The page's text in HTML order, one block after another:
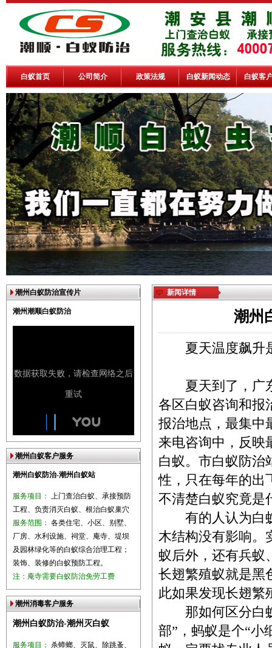
白蚁首页 公司简介 政策法规 白蚁新闻动态 白蚁客
潮州白蚁防治宣传片
潮州潮顺白蚁防治
潮州白蚁客户服务
潮州白蚁防治-潮州白蚁站
服务项目： 上门查治白蚁、承接预防
工程、负责消灭白蚁、根治白蚁巢穴
服务范围： 各类住宅、小区、别墅、
厂房、水利设施、祠堂、庵寺、堤坝
及园林绿化等的白蚁综合治理工程；
装饰、装修的白蚁预防工程。
注：庵寺需要白蚁防治免劳工费
潮州消毒客户服务
潮州白蚁防治-潮州灭白蚁
服务项目： 杀蟑螂、灭鼠、除跳蚤、
新闻详情
潮州
夏天温度飙升
夏天到了，广东
各区白蚁咨询和报
报治地点，最集中
来电咨询中，反映
白蚁。市白蚁防治
性，只在每年的出
不清楚白蚁究竟是
有的人认为白蚁
木结构没有影响。
蚁后外，还有兵蚁
长翅繁殖蚁就是黑
此如果发现长翅繁
那如何区分白蚁
部”，蚂蚁是个“小